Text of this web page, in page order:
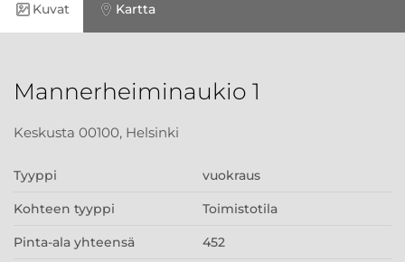
Kuvat Kartta
Mannerheiminaukio 1
Keskusta 00100, Helsinki
Tyyppi vuokraus
Kohteen tyyppi Toimistotila
Pinta-ala yhteensä 452